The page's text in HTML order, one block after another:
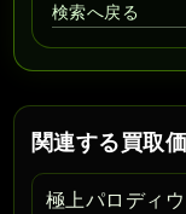
検索へ戻る
関連する買取
極上パロディ